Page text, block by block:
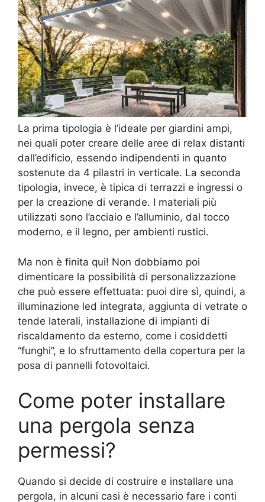
La prima tipologia è l’ideale per giardini ampi,
nei quali poter creare delle aree di relax distanti
dall’edificio, essendo indipendenti in quanto
sostenute da 4 pilastri in verticale. La seconda
tipologia, invece, è tipica di terrazzi e ingressi o
per la creazione di verande. I materiali più
utilizzati sono l’acciaio e l’alluminio, dal tocco
moderno, e il legno, per ambienti rustici.
Ma non è finita qui! Non dobbiamo poi
dimenticare la possibilità di personalizzazione
che può essere effettuata: puoi dire sì, quindi, a
illuminazione led integrata, aggiunta di vetrate o
tende laterali, installazione di impianti di
riscaldamento da esterno, come i cosiddetti
“funghi”, e lo sfruttamento della copertura per la
posa di pannelli fotovoltaici.
Come poter installare
una pergola senza
permessi?
Quando si decide di costruire e installare una
pergola, in alcuni casi è necessario fare i conti